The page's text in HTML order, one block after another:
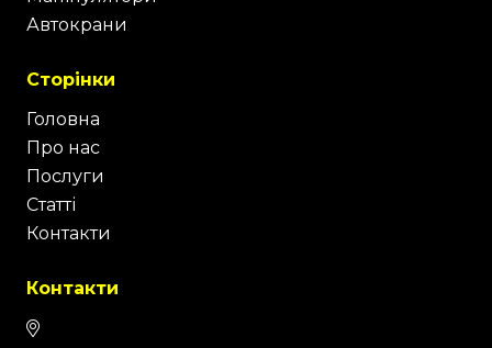
Автокрани
Сторінки
Головна
Про нас
Послуги
Статті
Контакти
Контакти